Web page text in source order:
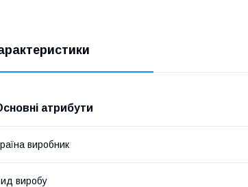
атрибути
виробник
виробу